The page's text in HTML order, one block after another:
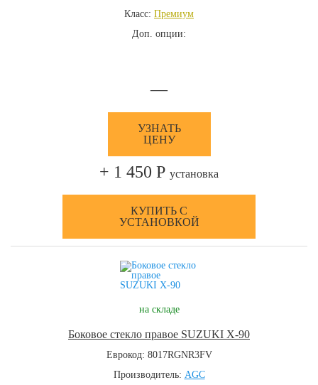
Класс: Премиум
Доп. опции:
—
УЗНАТЬ
ЦЕНУ
+ 1 450 Р установка
КУПИТЬ С
УСТАНОВКОЙ
на складе
Боковое стекло правое SUZUKI X-90
Еврокод: 8017RGNR3FV
Производитель: AGC